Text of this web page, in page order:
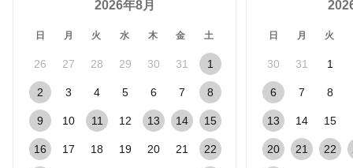
2026年8月
日 月 火 水 木 金 土
26 27 28 29 30 31 1
2 3 4 5 6 7 8
9 10 11 12 13 14 15
16 17 18 19 20 21 22
日 月 火
30 31 1
6 7 8
13 14 15
20 21 22